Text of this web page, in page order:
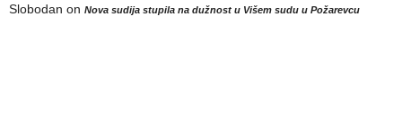
Slobodan on Nova sudija stupila na dužnost u Višem sudu u Požarevcu